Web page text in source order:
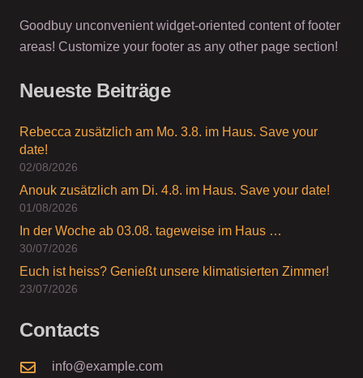
Goodbuy unconvenient widget-oriented content of footer
areas! Customize your footer as any other page section!
Neueste Beiträge
Rebecca zusätzlich am Mo. 3.8. im Haus. Save your
date!
02/08/2026
Anouk zusätzlich am Di. 4.8. im Haus. Save your date!
01/08/2026
In der Woche ab 03.08. tageweise im Haus …
30/07/2026
Euch ist heiss? Genießt unsere klimatisierten Zimmer!
23/07/2026
Contacts
info@example.com